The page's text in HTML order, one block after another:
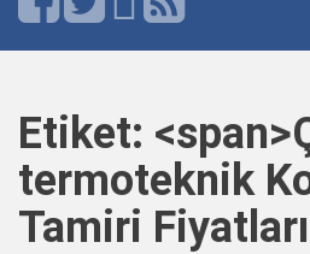
Etiket:
termoteknik
Tamiri